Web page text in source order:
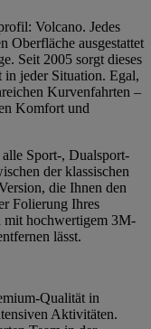
Volcano. Jedes
Oberfläche ausgestattet
Seit 2005 sorgt dieses
jeder Situation. Egal,
Kurvenfahrten –
Komfort und
Sport-, Dualsport-
der klassischen
die Ihnen den
Folierung Ihres
mit hochwertigem 3M-
lässt.
Qualität in
Aktivitäten.